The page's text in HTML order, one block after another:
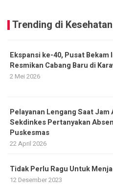
Trending di Kesehatan
Ekspansi ke-40, Pusat
Resmikan Cabang Baru di
2 Mei 2026
Pelayanan Lengang Saat Jam
Sekdinkes Pertanyakan
Puskesmas
22 April 2026
Tidak Perlu Ragu Untuk
12 Desember 2023